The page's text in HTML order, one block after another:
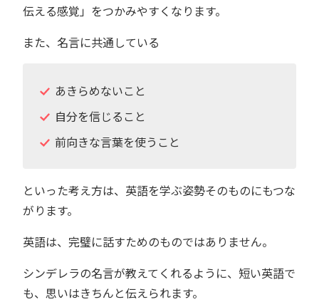
伝える感覚」をつかみやすくなります。
また、名言に共通している
あきらめないこと
自分を信じること
前向きな言葉を使うこと
といった考え方は、英語を学ぶ姿勢そのものにもつな
がります。
英語は、完璧に話すためのものではありません。
シンデレラの名言が教えてくれるように、短い英語で
も、思いはきちんと伝えられます。